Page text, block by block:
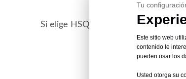
Si elige HSQY PLASTIC, no le
Tu
Este sitio web
contenido le
pueden usar los
Usted otorga su